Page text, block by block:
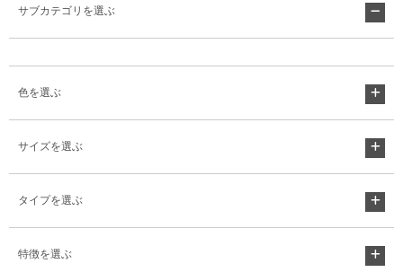
サブカテゴリを選ぶ
色を選ぶ
サイズを選ぶ
タイプを選ぶ
特徴を選ぶ